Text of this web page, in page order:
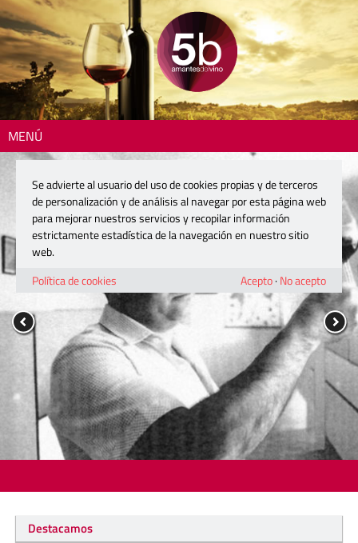
MENÚ
Destacamos
Se advierte al usuario del uso de cookies propias y de terceros
de personalización y de análisis al navegar por esta página web
para mejorar nuestros servicios y recopilar información
estrictamente estadística de la navegación en nuestro sitio
web.
Política de cookies
Acepto· No acepto